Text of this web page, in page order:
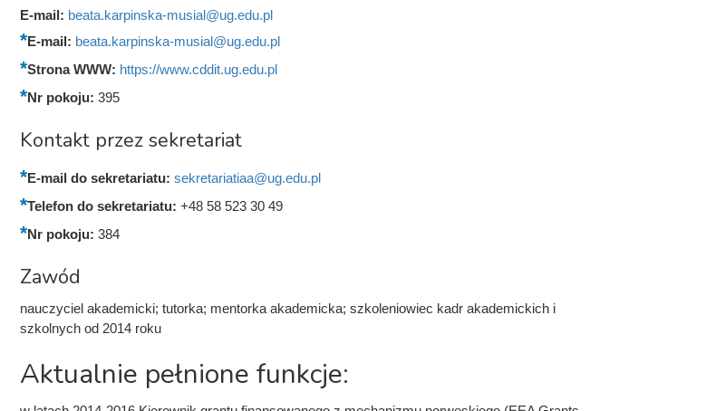
E-mail: beata.karpinska-musial@ug.edu.pl
E-mail: beata.karpinska-musial@ug.edu.pl
Strona WWW: https://www.cddit.ug.edu.pl
Nr pokoju: 395
Kontakt przez sekretariat
E-mail do sekretariatu: sekretariatiaa@ug.edu.pl
Telefon do sekretariatu: +48 58 523 30 49
Nr pokoju: 384
Zawód
nauczyciel akademicki; tutorka; mentorka akademicka; szkoleniowiec kadr akademickich i
szkolnych od 2014 roku
Aktualnie pełnione funkcje: